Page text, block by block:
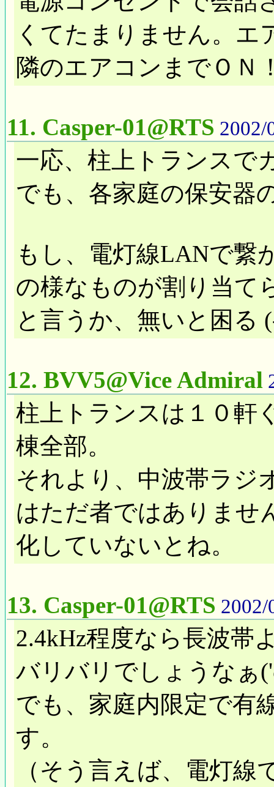
くてたまりません。エ
隣のエアコンまでＯ
11. Casper-01@RTS 2002/
一応、柱上トランスで
でも、各家庭の保安器
もし、電灯線LANで繋
の様なものが割り当て
と言うか、無いと困る
12. BVV5@Vice Admiral
柱上トランスは１０軒
棟全部。
それより、中波帯ラジ
はただ者ではありませ
化していないとね。
13. Casper-01@RTS 2002/
2.4kHz程度なら長波帯
バリバリでしょうなぁ
でも、家庭内限定で有
す。
（そう言えば、電灯